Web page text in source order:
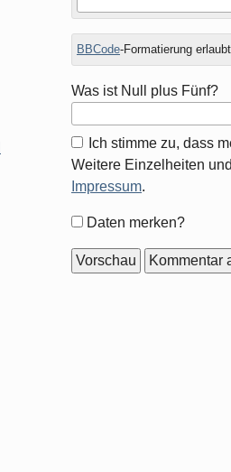
BBCode-Formatierung erlaubt
Was ist Null plus Fünf?
Ich stimme zu, dass
Weitere Einzelheiten
Impressum.
Formular-
Daten merken?